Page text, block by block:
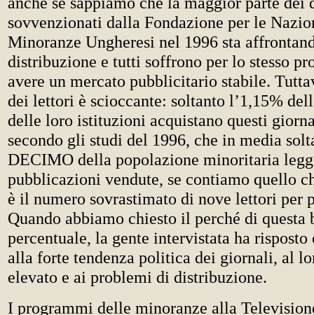
sovvenzionati dalla Fondazione per le
Minoranze Ungheresi nel 1996 sta
distribuzione e tutti soffrono per lo stesso
avere un mercato pubblicitario stabile.
dei lettori è scioccante: soltanto l’1,15%
delle loro istituzioni acquistano questi
secondo gli studi del 1996, che in media
DECIMO della popolazione minoritaria
pubblicazioni vendute, se contiamo quello
è il numero sovrastimato di nove lettori per
Quando abbiamo chiesto il perché di questa
percentuale, la gente intervistata ha
alla forte tendenza politica dei giornali, al
elevato e ai problemi di distribuzione.
I programmi delle minoranze alla